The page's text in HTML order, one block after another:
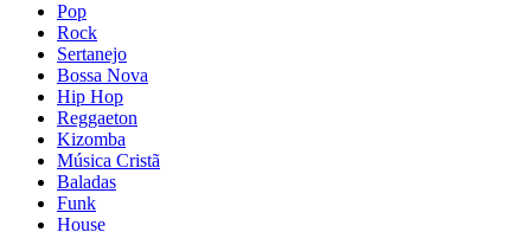
Pop
Rock
Sertanejo
Bossa Nova
Hip Hop
Reggaeton
Kizomba
Música Cristã
Baladas
Funk
House